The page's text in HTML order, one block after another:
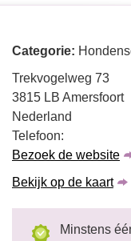
Categorie:
Trekvogelweg 73
3815 LB Amersfoort
Nederland
Telefoon:
Bezoek de website
Bekijk op de kaart
Minstens